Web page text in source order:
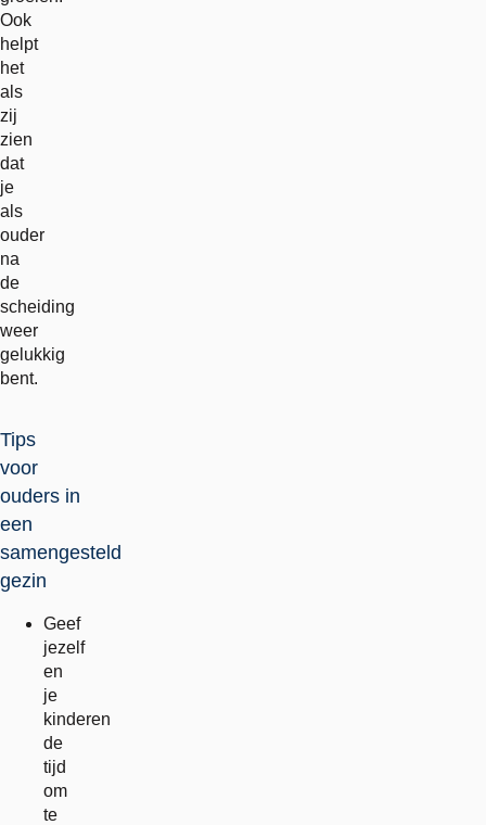
Ook
helpt
het
als
zij
zien
dat
je
als
ouder
na
de
scheiding
weer
gelukkig
bent.
Tips
voor
ouders in
een
samengesteld
gezin
Geef
jezelf
en
je
kinderen
de
tijd
om
te